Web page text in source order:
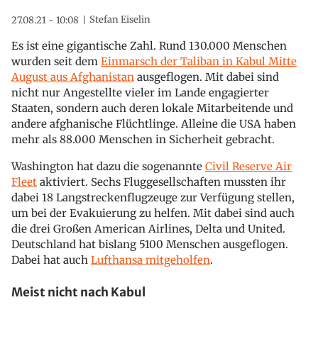
27.08.21 - 10:08 Stefan Eiselin
Es ist eine gigantische Zahl. Rund 130.000 Menschen
wurden seit dem Einmarsch der Taliban in Kabul Mitte
August aus Afghanistan ausgeflogen. Mit dabei sind
nicht nur Angestellte vieler im Lande engagierter
Staaten, sondern auch deren lokale Mitarbeitende und
andere afghanische Flüchtlinge. Alleine die USA haben
mehr als 88.000 Menschen in Sicherheit gebracht.
Washington hat dazu die sogenannte Civil Reserve Air
Fleet aktiviert. Sechs Fluggesellschaften mussten ihr
dabei 18 Langstreckenflugzeuge zur Verfügung stellen,
um bei der Evakuierung zu helfen. Mit dabei sind auch
die drei Großen American Airlines, Delta und United.
Deutschland hat bislang 5100 Menschen ausgeflogen.
Dabei hat auch Lufthansa mitgeholfen.
Meist nicht nach Kabul